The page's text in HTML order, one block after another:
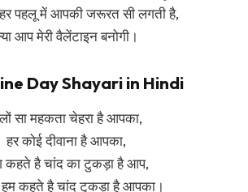
पहलू में आपकी जरूरत सी लगती है,
आप मेरी वैलेंटाइन बनोगी।
Day Shayari in Hindi
सा महकता चेहरा है आपका,
हर कोई दीवाना है आपका,
कहते है चांद का टुकड़ा है आप,
कहते है चांद टुकड़ा है आपका।